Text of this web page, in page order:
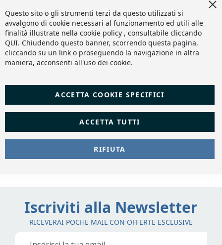
Questo sito o gli strumenti terzi da questo utilizzati si
avvalgono di cookie necessari al funzionamento ed utili alle
finalità illustrate nella cookie policy , consultabile cliccando
QUI. Chiudendo questo banner, scorrendo questa pagina,
cliccando su un link o proseguendo la navigazione in altra
maniera, acconsenti all'uso dei cookie.
ACCETTA TUTTI
ACCETTA COOKIE SPECIFICI
RIFIUTA
Iscriviti alla Newsletter
RICEVERAI POCHE MAIL CON OFFERTE ESCLUSIVE
Iscriviti